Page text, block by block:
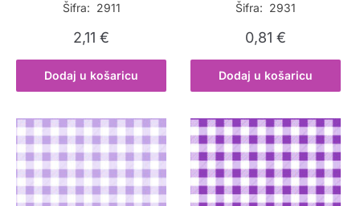
Šifra: 2911
2,11€
Dodaj u košaricu
Šifra: 2931
0,81€
Dodaj u košaricu